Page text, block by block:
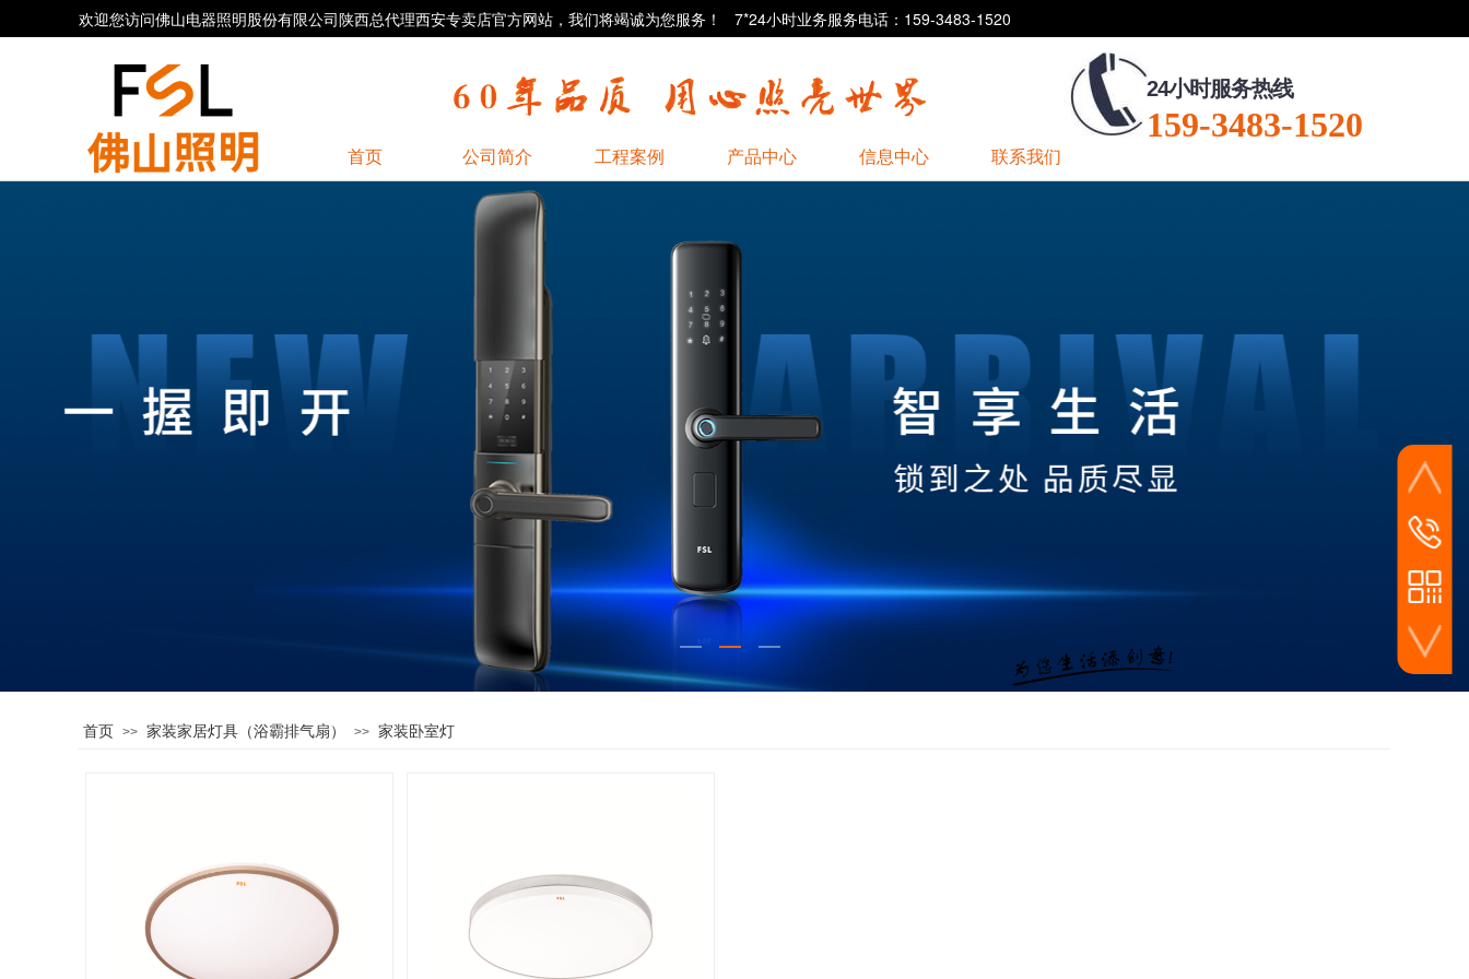
首页 >> 家装家居灯具（浴霸排气扇） >> 家装卧室灯
24小时服务热线
159-3483-1520
欢迎您访问佛山电器照明股份有限公司陕西总代理西安专卖店官方网站，我们将竭诚为您服务！ 7*24小时业务服务电话：159-3483-1520
首页 公司简介 工程案例 产品中心 信息中心 联系我们
24小时